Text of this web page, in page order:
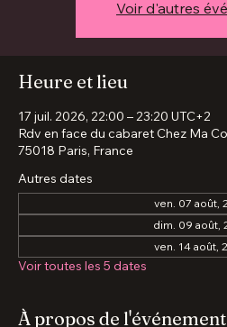
Aucun billet
Heure et lieu
Rdv en face du cabaret Chez Ma
ven. 07 août,
Voir toutes les 5 dates